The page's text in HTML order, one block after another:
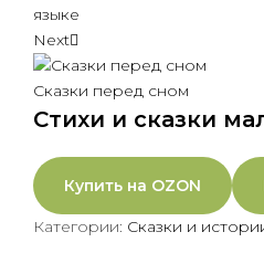
языке
Next
Сказки перед сном
Стихи и сказки
Купить на OZON
Категории: Сказки и